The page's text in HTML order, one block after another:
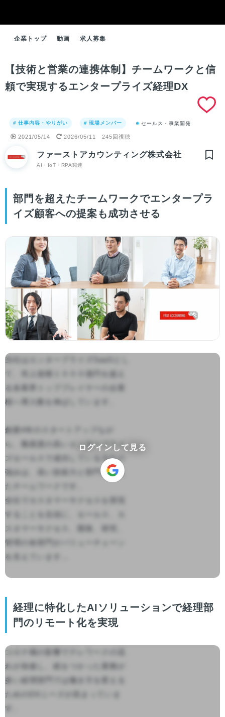
企業トップ 動画 求人募集
【技術と営業の連携体制】チームワークと信
頼で実現するエンタープライズ経理DX
# 仕事内容・やりがい # 現場メンバー セールス・事業開発
2021/05/14 2026/05/11 245回視聴
ファーストアカウンティング株式会社
AI・IoT・RPA関連
部門を超えたチームワークでエンタープラ
イズ顧客への提案も成功させる
当社はエンタープライズSaaSとし
て、売上規模１０００億円を超え
る各業界トッププレイヤーの企業
様へ導入数を伸ばしています。
創業4年のスタートアップなが
ら、難易度の高いエンタープライ
ズセールスで成功している当社の
強みは、高い技術力と部門を超え
たチームワークです。
全社でカスタマーサクセスを実現
することを念頭に、セールス、カ
スタマーサクセス、開発、研究、
管理の各部門がバリューチェーン
を支えています...
ログインして見る
経理に特化したAIソリューションで経理部
門のリモート化を実現
コロナ禍の影響でテレワークの流
れが加速し、紙をつかった業務が
多い経理部門では働き方を変える
ためのDXニーズが高まっていま
す。